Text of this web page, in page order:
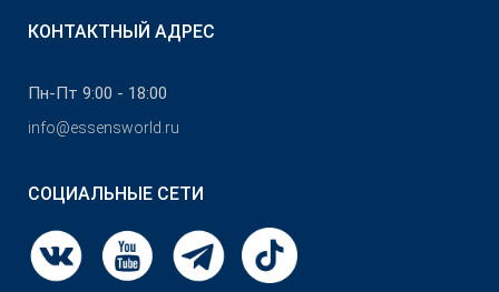
КОНТАКТНЫЙ АДРЕС
Пн-Пт 9:00 - 18:00
info@essensworld.ru
СОЦИАЛЬНЫЕ СЕТИ